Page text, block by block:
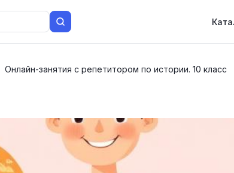
Онлайн-занятия с репетитором по истории. 10 класс